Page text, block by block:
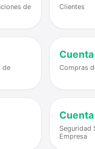
de
Clientes
de
Compras
Seguridad
Empresa